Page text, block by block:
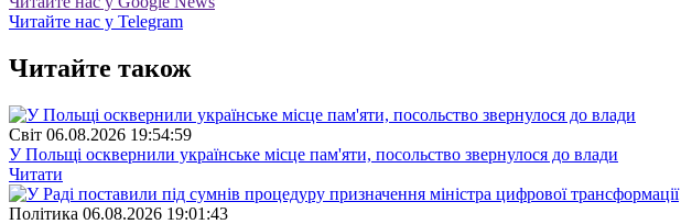
Читайте нас у Telegram
Читайте також
Свiт 06.08.2026 19:54:59
У Польщі осквернили українське місце пам'яти, посольство звернулося до влади
Читати
Полiтика 06.08.2026 19:01:43